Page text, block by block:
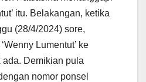
itu. Belakangan, ketika
(28/4/2024) sore,
Lumentut’ ke
ada. Demikian pula
nomor ponsel